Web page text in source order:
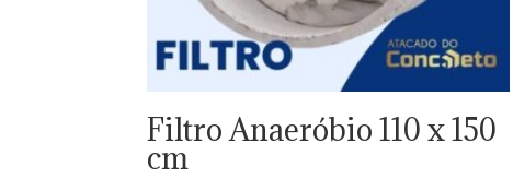
Filtro Anaeróbio 110 x 150
cm